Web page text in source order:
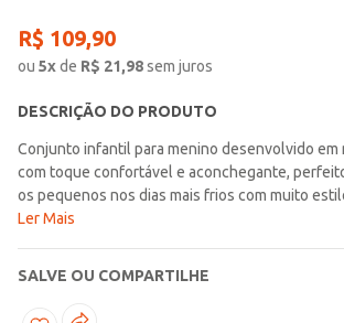
R$ 109,90
ou 5xde R$ 21,98sem juros
DESCRIÇÃO DO PRODUTO
Conjunto infantil para menino desenvolvido em
com toque confortável e aconchegante,
os pequenos nos dias mais frios com muito
forro em pelos sintéticos sherpa, capuz,
para a rotina. A calça conta com forro flanelado,
bolsos funcionais e barra com punho,
Ler Mais
SALVE OU COMPARTILHE